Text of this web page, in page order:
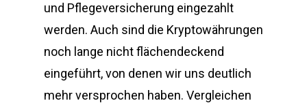
und Pflegeversicherung eingezahlt
werden. Auch sind die Kryptowährungen
noch lange nicht flächendeckend
eingeführt, von denen wir uns deutlich
mehr versprochen haben. Vergleichen